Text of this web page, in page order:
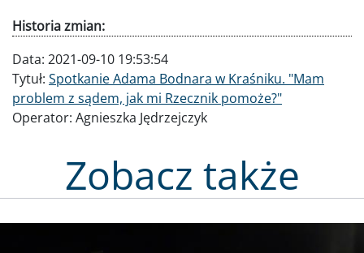
Historia zmian:
Data: 2021-09-10 19:53:54
Tytuł: Spotkanie Adama Bodnara w Kraśniku. "Mam
problem z sądem, jak mi Rzecznik pomoże?"
Operator: Agnieszka Jędrzejczyk
Zobacz także